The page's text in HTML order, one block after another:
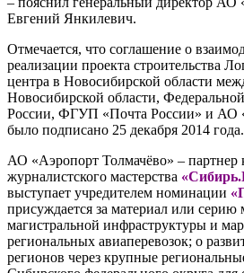
Евгений Янкилевич.
Отмечается, что соглашение о
реализации проекта строительства
центра в Новосибирской области
Новосибирской области,
России, ФГУП «Почта России» и АО
было подписано 25 декабря 2014 года.
АО «Аэропорт Толмачёво» – партнер
журналистского мастерства
выступает учредителем номинации
присуждается за материал или серию
магистральной инфраструктуры и
региональных авиаперевозок; о
регионов через крупные